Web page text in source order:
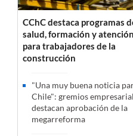
CChC destaca programas
salud, formación y
para trabajadores de la
construcción
"Una muy buena noticia
Chile": gremios
destacan aprobación de la
megarreforma